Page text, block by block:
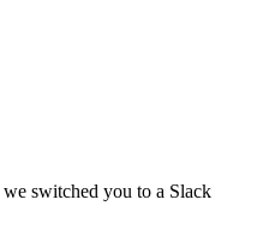
switched you to a Slack